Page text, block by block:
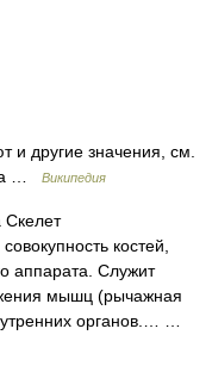
и другие значения, см.
…
Википедия
Скелет
костей,
аппарата. Служит
мышц (рычажная
органов.… …